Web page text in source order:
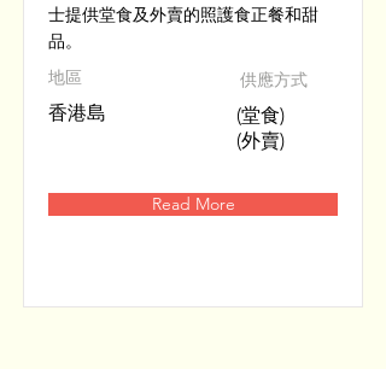
士提供堂食及外賣的照護食正餐和甜
品。
​地區
香港島
供應方式
(堂食)
(外賣)
Read More